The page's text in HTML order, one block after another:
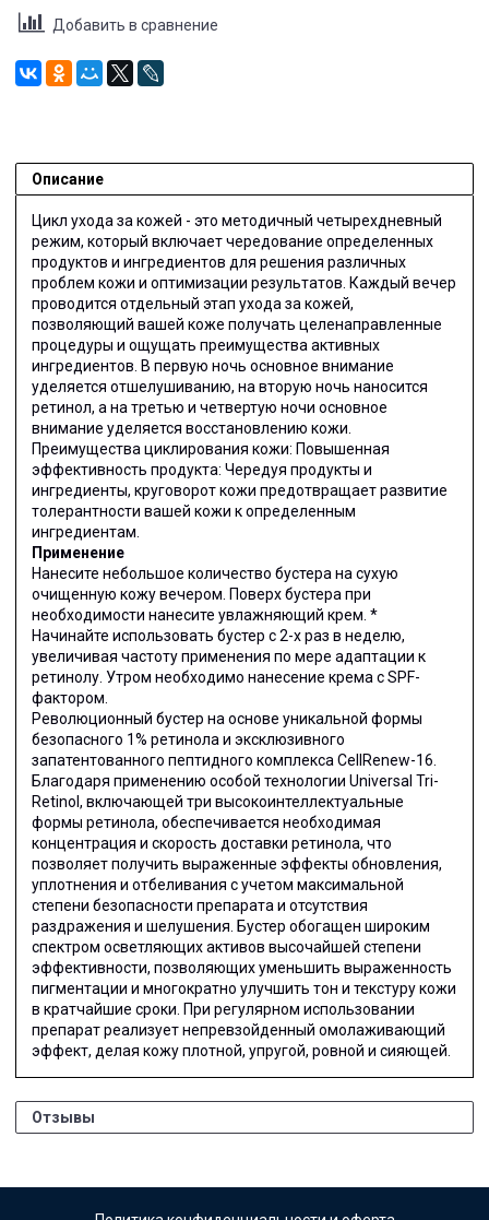
Добавить в сравнение
Описание
Цикл ухода за кожей - это методичный четырехдневный
режим, который включает чередование определенных
продуктов и ингредиентов для решения различных
проблем кожи и оптимизации результатов. Каждый вечер
проводится отдельный этап ухода за кожей,
позволяющий вашей коже получать целенаправленные
процедуры и ощущать преимущества активных
ингредиентов. В первую ночь основное внимание
уделяется отшелушиванию, на вторую ночь наносится
ретинол, а на третью и четвертую ночи основное
внимание уделяется восстановлению кожи.
Преимущества циклирования кожи: Повышенная
эффективность продукта: Чередуя продукты и
ингредиенты, круговорот кожи предотвращает развитие
толерантности вашей кожи к определенным
ингредиентам.
Применение
Нанесите небольшое количество бустера на сухую
очищенную кожу вечером. Поверх бустера при
необходимости нанесите увлажняющий крем. *
Начинайте использовать бустер с 2-х раз в неделю,
увеличивая частоту применения по мере адаптации к
ретинолу. Утром необходимо нанесение крема с SPF-
фактором.
Революционный бустер на основе уникальной формы
безопасного 1% ретинола и эксклюзивного
запатентованного пептидного комплекса CellRenew-16.
Благодаря применению особой технологии Universal Tri-
Retinol, включающей три высокоинтеллектуальные
формы ретинола, обеспечивается необходимая
концентрация и скорость доставки ретинола, что
позволяет получить выраженные эффекты обновления,
уплотнения и отбеливания с учетом максимальной
степени безопасности препарата и отсутствия
раздражения и шелушения. Бустер обогащен широким
спектром осветляющих активов высочайшей степени
эффективности, позволяющих уменьшить выраженность
пигментации и многократно улучшить тон и текстуру кожи
в кратчайшие сроки. При регулярном использовании
препарат реализует непревзойденный омолаживающий
эффект, делая кожу плотной, упругой, ровной и сияющей.
Отзывы